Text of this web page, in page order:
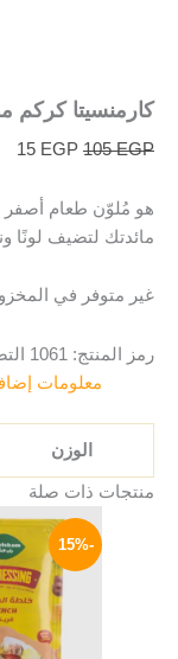
كارمنسيتا كركم
105EGP
15 EGP
هو مُلوّن طعام أصفر
مائدتك لتضيف لونًا
غير متوفر في
رمز المنتج: 1061
معلومات
الوزن
منتجات ذات صلة
-15%
السعر
الأصلي
هو:
20 EGP.